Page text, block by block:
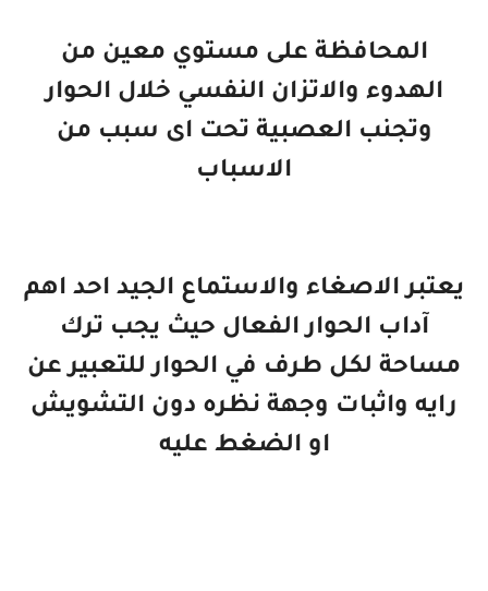
المحافظة على مستوي معين من
الهدوء والاتزان النفسي خلال الحوار
وتجنب العصبية تحت اى سبب من
الاسباب
يعتبر الاصغاء والاستماع الجيد احد اهم
آداب الحوار الفعال حيث يجب ترك
مساحة لكل طرف في الحوار للتعبير عن
رايه واثبات وجهة نظره دون التشويش
او الضغط عليه